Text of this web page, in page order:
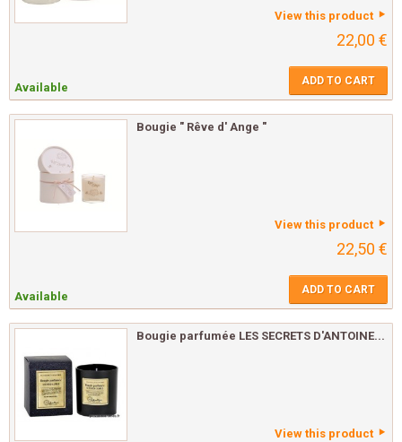
View this product
22,00 €
Available ADD TO CART
Bougie " Rêve d' Ange "
View this product
22,50 €
Available ADD TO CART
Bougie parfumée LES SECRETS D'ANTOINE...
View this product